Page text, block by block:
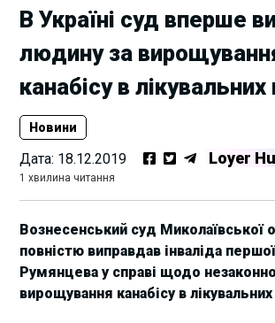
В Україні суд вперше
людину за
канабісу в лікувальних
Новини
Дата: 18.12.2019 Loyer
1 хвилина читання
Вознесенський суд Миколаївської
повністю виправдав інваліда
Румянцева у справі щодо
вирощування канабісу в лікувальних